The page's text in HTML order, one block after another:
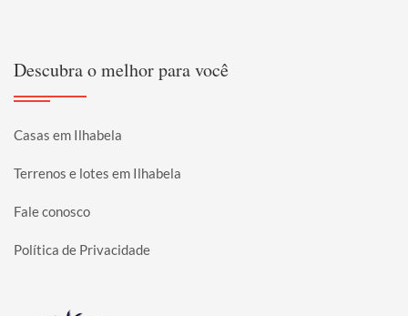
Descubra o melhor para você
Casas em Ilhabela
Terrenos e lotes em Ilhabela
Fale conosco
Política de Privacidade